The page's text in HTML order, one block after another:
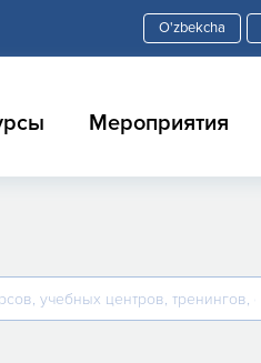
Мероприятия